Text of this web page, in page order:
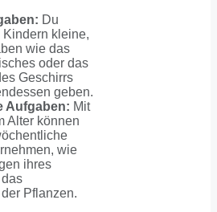
Du
Kindern kleine,
wie das
oder das
Geschirrs
geben.
Aufgaben: Mit
Alter können
wie
ihres
Pflanzen.